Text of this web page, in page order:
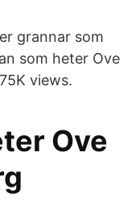
grannar som
som heter Ove
views.
Ove